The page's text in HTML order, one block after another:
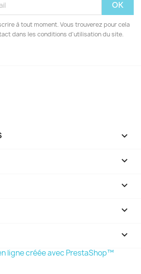
à tout moment. Vous trouverez pour cela
dans les conditions d'utilisation du site.




keyboard_arrow_down
ligne créée avec PrestaShop™